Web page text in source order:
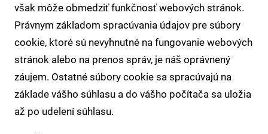
však môže obmedziť funkčnosť webových stránok.
Právnym základom spracúvania údajov pre súbory
cookie, ktoré sú nevyhnutné na fungovanie webových
stránok alebo na prenos správ, je náš oprávnený
záujem. Ostatné súbory cookie sa spracúvajú na
základe vášho súhlasu a do vášho počítača sa uložia
až po udelení súhlasu.